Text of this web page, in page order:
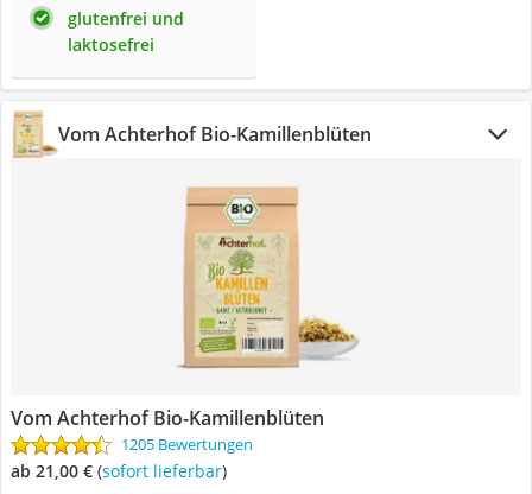
glutenfrei und
laktosefrei
Vom Achterhof Bio-Kamillenblüten
Vom Achterhof Bio-Kamillenblüten
1205 Bewertungen
ab 21,00 € ( Sofort lieferbar)